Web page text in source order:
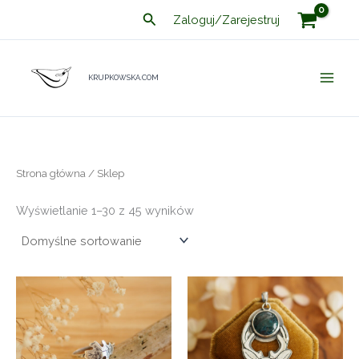
SzukajZaloguj/Zarejestruj
KRUPKOWSKA.COM
Strona główna / Sklep
Wyświetlanie 1–30 z 45 wyników